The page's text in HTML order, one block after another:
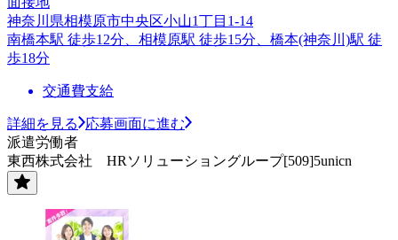
神奈川県相模原市中央区小山1丁目1-14
南橋本駅 徒歩12分、相模原駅 徒歩15分、橋本(神奈川)駅 徒
歩18分
交通費支給
詳細を見る
応募画面に進む
派遣労働者
東西株式会社 HRソリューショングループ[509]5unicn